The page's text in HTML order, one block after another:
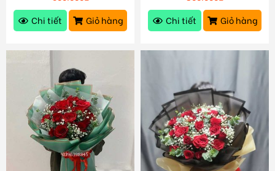
Chi tiết
Giỏ hàng
Chi tiết
Giỏ hàng